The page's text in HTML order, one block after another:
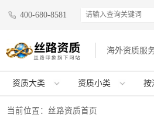
400-680-8581
海外资质服
资质大类 资质小类 按
当前位置： 丝路资质首页